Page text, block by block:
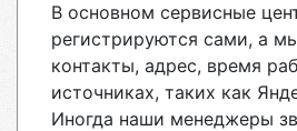
В основном сервисные
регистрируются сами, а
контакты, адрес, время
источниках, таких как
Иногда наши менеджеры